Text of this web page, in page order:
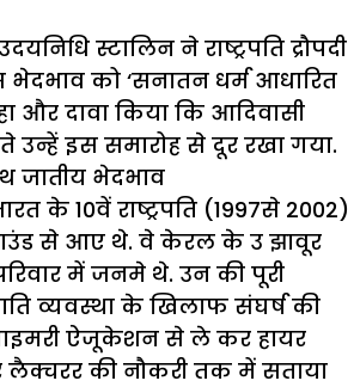
स्टालिन ने राष्ट्रपति द्रौपदी
को ‘सनातन धर्म आधारित
और दावा किया कि आदिवासी
उन्हें इस समारोह से दूर रखा गया.
जातीय भेदभाव
के 10वें राष्ट्रपति (1997से 2002)
से आए थे. वे केरल के उ झावूर
में जनमे थे. उन की पूरी
व्यवस्था के खिलाफ संघर्ष की
ऐजूकेशन से ले कर हायर
की नौकरी तक में सताया